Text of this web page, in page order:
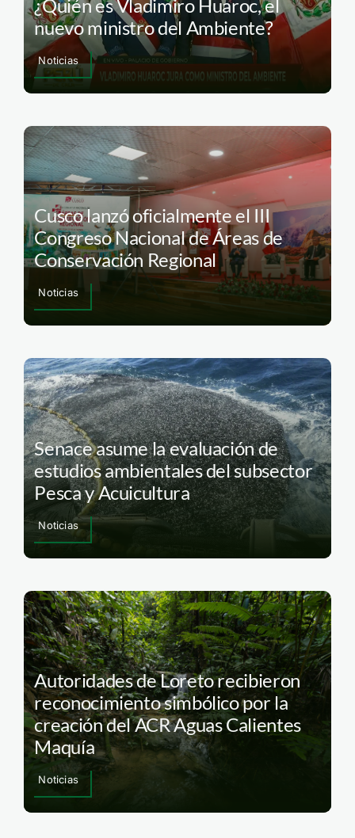
¿Quién es Vladimiro Huaroc, el
nuevo ministro del Ambiente?
Noticias
Cusco lanzó oficialmente el III
Congreso Nacional de Áreas de
Conservación Regional
Noticias
Senace asume la evaluación de
estudios ambientales del subsector
Pesca y Acuicultura
Noticias
Autoridades de Loreto recibieron
reconocimiento simbólico por la
creación del ACR Aguas Calientes
Maquía
Noticias